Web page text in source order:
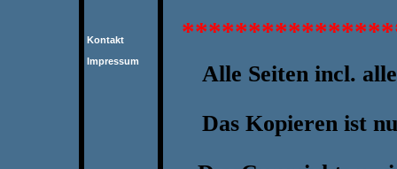
Kontakt
Impressum
Alle Seiten incl.
Das Kopieren ist